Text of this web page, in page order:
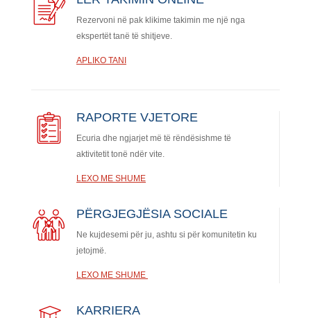
Rezervoni në pak klikime takimin me një nga
ekspertët tanë të shitjeve.
APLIKO TANI
RAPORTE VJETORE
Ecuria dhe ngjarjet më të rëndësishme të
aktivitetit tonë ndër vite.
LEXO ME SHUME
PËRGJEGJËSIA SOCIALE
Ne kujdesemi për ju, ashtu si për komunitetin ku
jetojmë.
LEXO ME SHUME
KARRIERA